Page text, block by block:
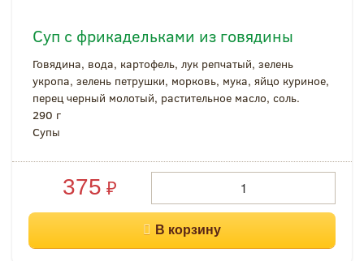
Суп с фрикадельками из говядины
Говядина, вода, картофель, лук репчатый, зелень
укропа, зелень петрушки, морковь, мука, яйцо куриное,
перец черный молотый, растительное масло, соль.
290 г
Супы
375 ₽